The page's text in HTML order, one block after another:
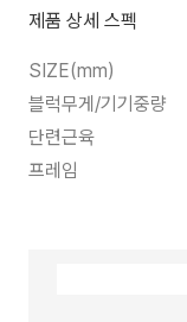
제품 상세 스펙
SIZE(mm)
블럭무게/기기중량
단련근육
프레임